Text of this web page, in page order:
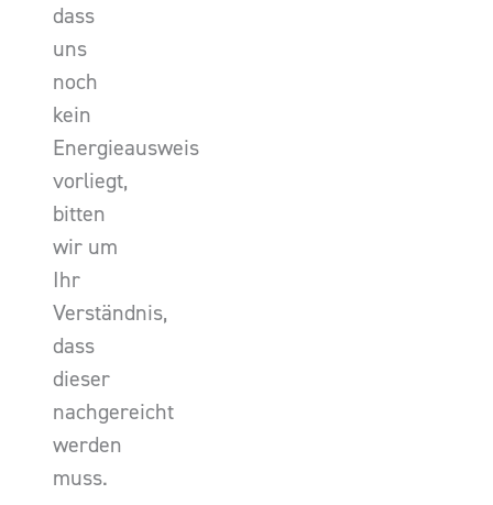
dass
uns
noch
kein
Energieausweis
vorliegt,
bitten
wir um
Ihr
Verständnis,
dass
dieser
nachgereicht
werden
muss.